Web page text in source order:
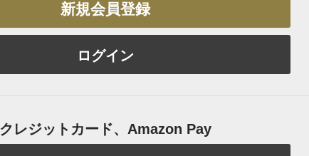
新規会員登録
ログイン
クレジットカード、Amazon Pay